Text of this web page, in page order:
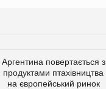
Аргентина повертається з
продуктами птахівництва
на європейський ринок